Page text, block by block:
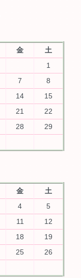
金
土
1
7
8
14
15
21
22
28
29
金
土
4
5
11
12
18
19
25
26